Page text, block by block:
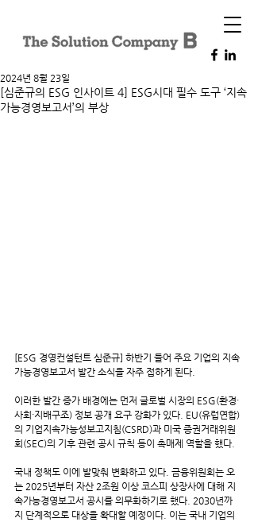
[심준규의 ESG 인사이트 4] ESG시대 필수 도구 ‘지속
가능경영보고서’의 부상
2024년 8월 23일
[ESG 경영컨설턴트 심준규] 하반기 들어 주요 기업의 지속
가능경영보고서 발간 소식을 자주 접하게 된다.
이러한 발간 증가 배경에는 먼저 글로벌 시장의 ESG(환경·
사회·지배구조) 정보 공개 요구 강화가 있다. EU(유럽연합)
의 기업지속가능성보고지침(CSRD)과 미국 증권거래위원
회(SEC)의 기후 관련 공시 규칙 등이 촉매제 역할을 했다.
국내 정책도 이에 발맞춰 변화하고 있다. 금융위원회는 오
는 2025년부터 자산 2조원 이상 코스피 상장사에 대해 지
속가능경영보고서 공시를 의무화하기로 했다. 2030년까
지 단계적으로 대상을 확대할 예정이다. 이는 국내 기업의